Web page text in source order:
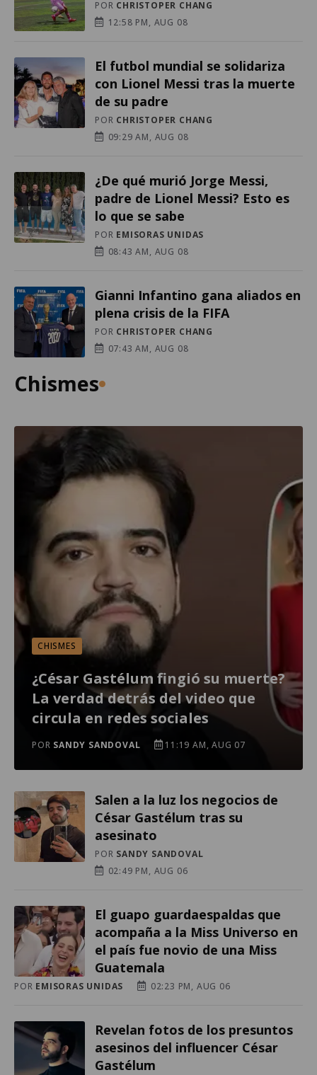
POR CHRISTOPER CHANG
12:58 PM, AUG 08
El futbol mundial se solidariza
con Lionel Messi tras la muerte
de su padre
POR CHRISTOPER CHANG
09:29 AM, AUG 08
¿De qué murió Jorge Messi,
padre de Lionel Messi? Esto es
lo que se sabe
POR EMISORAS UNIDAS
08:43 AM, AUG 08
Gianni Infantino gana aliados en
plena crisis de la FIFA
POR CHRISTOPER CHANG
07:43 AM, AUG 08
Chismes
CHISMES
¿César Gastélum fingió su muerte?
La verdad detrás del video que
circula en redes sociales
POR SANDY SANDOVAL 11:19 AM, AUG 07
Salen a la luz los negocios de
César Gastélum tras su
asesinato
POR SANDY SANDOVAL
02:49 PM, AUG 06
El guapo guardaespaldas que
acompaña a la Miss Universo en
el país fue novio de una Miss
Guatemala
POR EMISORAS UNIDAS 02:23 PM, AUG 06
Revelan fotos de los presuntos
asesinos del influencer César
Gastélum